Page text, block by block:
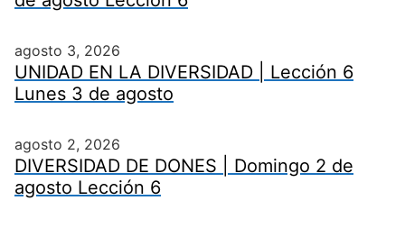
agosto 3, 2026
UNIDAD EN LA DIVERSIDAD | Lección 6
Lunes 3 de agosto
agosto 2, 2026
DIVERSIDAD DE DONES | Domingo 2 de
agosto Lección 6